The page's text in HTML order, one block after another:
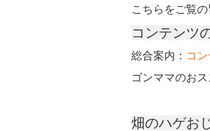
こちらをご覧
コンテンツ
総合案内： コ
ゴンママのお
畑のハゲお